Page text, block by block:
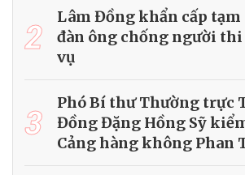
2
Lâm Đồng khẩn cấp
đàn ông chống người
vụ
3
Phó Bí thư Thường trực
Đồng Đặng Hồng Sỹ
Cảng hàng không Phan